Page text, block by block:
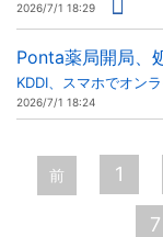
2026/7/1 18:29
Ponta薬局開局、
KDDI、スマホでオン
2026/7/1 18:24
ペ
ー
前 1
7